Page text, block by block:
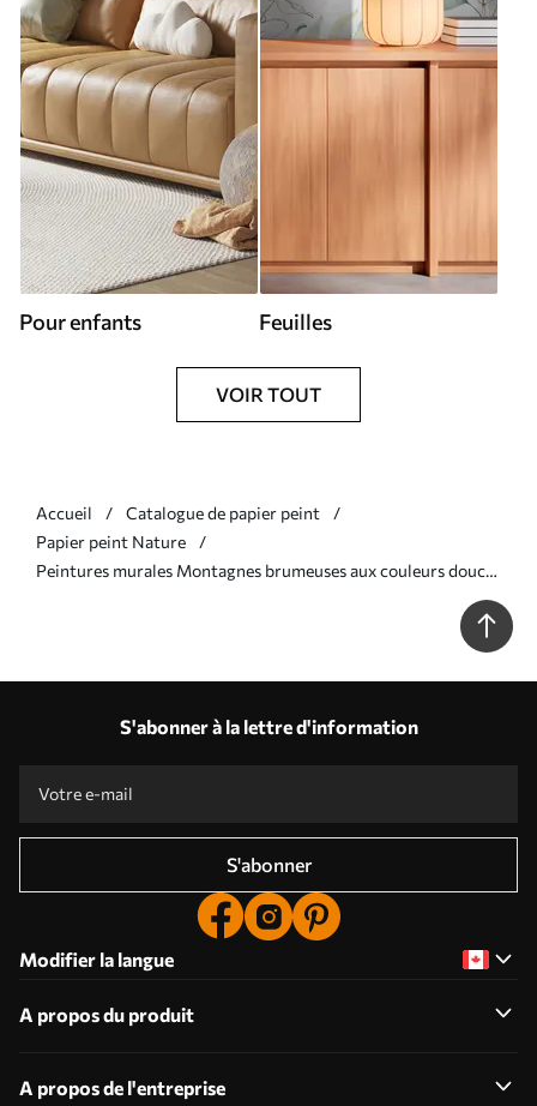
Pour enfants Feuilles
VOIR TOUT
Accueil
Catalogue de papier peint
Papier peint Nature
Peintures murales Montagnes brumeuses aux couleurs douces
S'abonner à la lettre d'information
S'abonner
Modifier la langue
A propos du produit
A propos de l'entreprise